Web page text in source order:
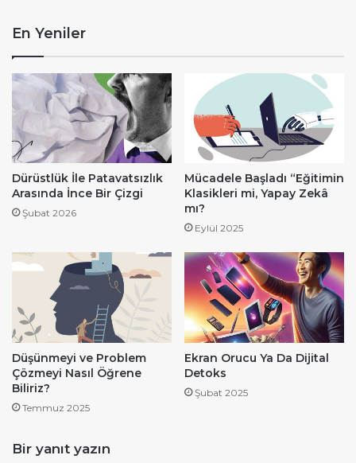
En Yeniler
Dürüstlük İle Patavatsızlık
Arasında İnce Bir Çizgi
Şubat 2026
Mücadele Başladı “Eğitimin
Klasikleri mi, Yapay Zekâ
mı?
Eylül 2025
Düşünmeyi ve Problem
Çözmeyi Nasıl Öğrene
Biliriz?
Temmuz 2025
Ekran Orucu Ya Da Dijital
Detoks
Şubat 2025
Bir yanıt yazın